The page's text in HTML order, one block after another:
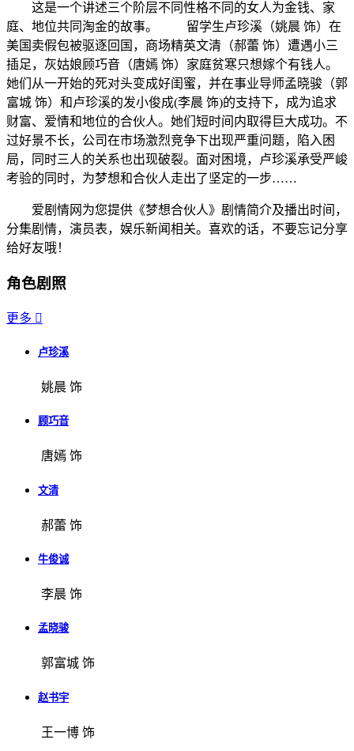
这是一个讲述三个阶层不同性格不同的女人为金钱、家
庭、地位共同淘金的故事。 留学生卢珍溪（姚晨 饰）在
美国卖假包被驱逐回国，商场精英文清（郝蕾 饰）遭遇小三
插足，灰姑娘顾巧音（唐嫣 饰）家庭贫寒只想嫁个有钱人。
她们从一开始的死对头变成好闺蜜，并在事业导师孟晓骏（郭
富城 饰）和卢珍溪的发小俊成(李晨 饰)的支持下，成为追求
财富、爱情和地位的合伙人。她们短时间内取得巨大成功。不
过好景不长，公司在市场激烈竞争下出现严重问题，陷入困
局，同时三人的关系也出现破裂。面对困境，卢珍溪承受严峻
考验的同时，为梦想和合伙人走出了坚定的一步……
爱剧情网为您提供《梦想合伙人》剧情简介及播出时间，
分集剧情，演员表，娱乐新闻相关。喜欢的话，不要忘记分享
给好友哦！
角色剧照
更多 
卢珍溪
姚晨 饰
顾巧音
唐嫣 饰
文清
郝蕾 饰
牛俊诚
李晨 饰
孟晓骏
郭富城 饰
赵书宇
王一博 饰